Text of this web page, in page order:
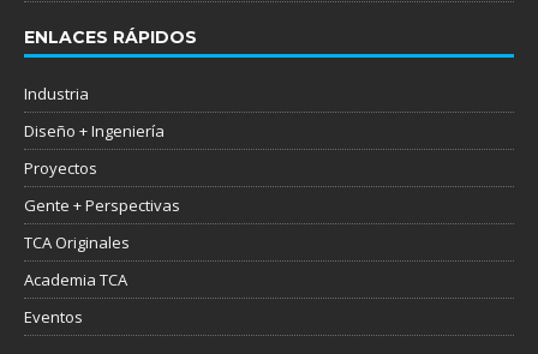
ENLACES RÁPIDOS
Industria
Diseño + Ingeniería
Proyectos
Gente + Perspectivas
TCA Originales
Academia TCA
Eventos